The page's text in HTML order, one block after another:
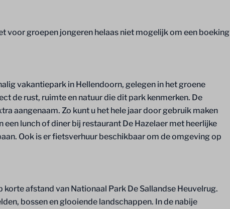
voor groepen jongeren helaas niet mogelijk om een boeking
vakantiepark in Hellendoorn, gelegen in het groene
de rust, ruimte en natuur die dit park kenmerken. De
aangenaam. Zo kunt u het hele jaar door gebruik maken
lunch of diner bij restaurant De Hazelaer met heerlijke
Ook is er fietsverhuur beschikbaar om de omgeving op
afstand van Nationaal Park De Sallandse Heuvelrug.
bossen en glooiende landschappen. In de nabije